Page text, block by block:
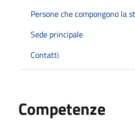
Persone che compongono la
Sede principale
Contatti
Competenze